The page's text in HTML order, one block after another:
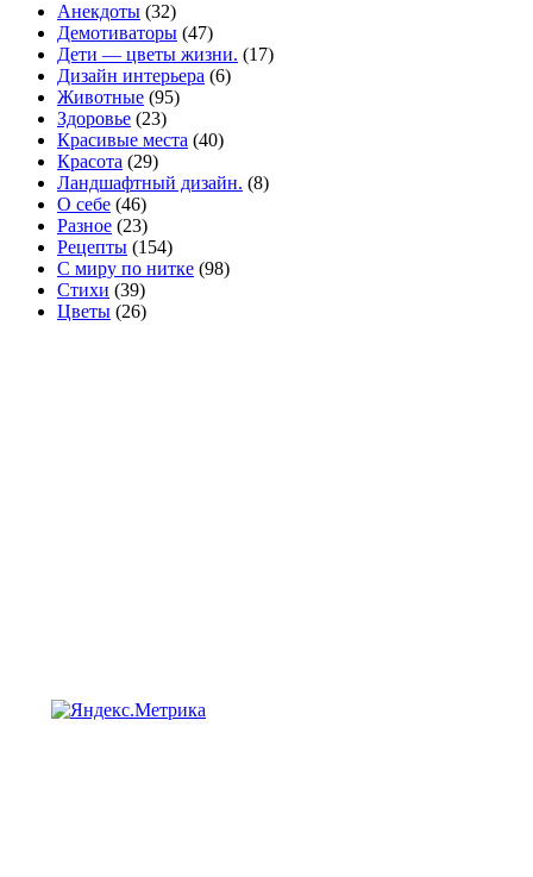
Анекдоты (32)
Демотиваторы (47)
Дети — цветы жизни. (17)
Дизайн интерьера (6)
Животные (95)
Здоровье (23)
Красивые места (40)
Красота (29)
Ландшафтный дизайн. (8)
О себе (46)
Разное (23)
Рецепты (154)
С миру по нитке (98)
Стихи (39)
Цветы (26)